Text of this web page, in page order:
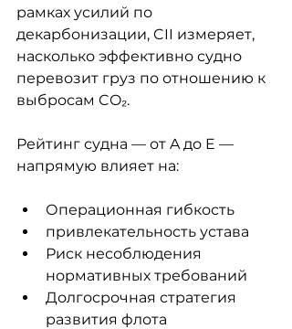
рамках усилий по
декарбонизации, CII измеряет,
насколько эффективно судно
перевозит груз по отношению к
выбросам CO₂.
Рейтинг судна — от A до E —
напрямую влияет на:
Операционная гибкость
привлекательность устава
Риск несоблюдения
нормативных требований
Долгосрочная стратегия
развития флота